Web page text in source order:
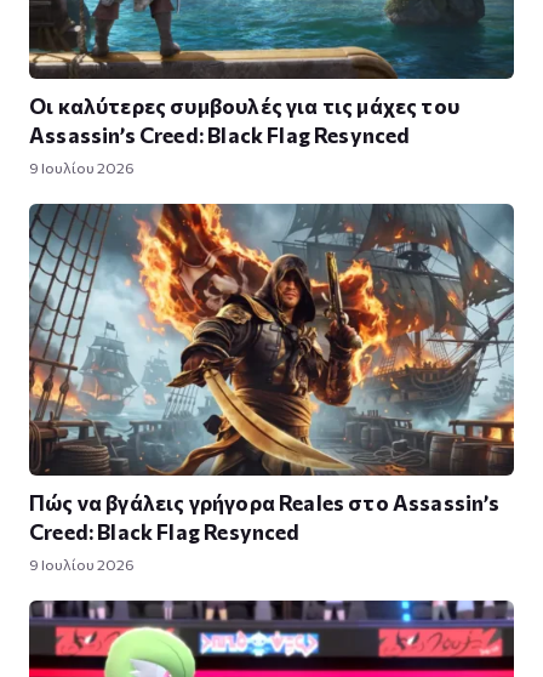
Οι καλύτερες συμβουλές για τις μάχες του
Assassin’s Creed: Black Flag Resynced
9 Ιουλίου 2026
Πώς να βγάλεις γρήγορα Reales στο Assassin’s
Creed: Black Flag Resynced
9 Ιουλίου 2026